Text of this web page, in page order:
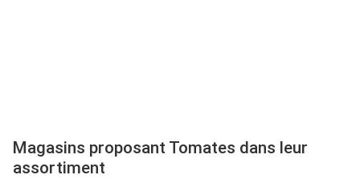
Magasins proposant Tomates dans leur
assortiment